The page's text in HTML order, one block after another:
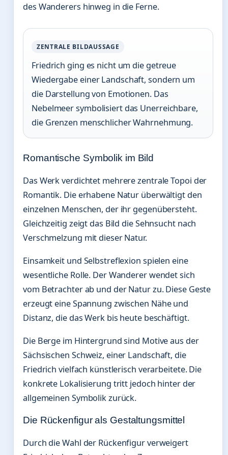
des Wanderers hinweg in die Ferne.
ZENTRALE BILDAUSSAGE
Friedrich ging es nicht um die getreue
Wiedergabe einer Landschaft, sondern um
die Darstellung von Emotionen. Das
Nebelmeer symbolisiert das Unerreichbare,
die Grenzen menschlicher Wahrnehmung.
Romantische Symbolik im Bild
Das Werk verdichtet mehrere zentrale Topoi der
Romantik. Die erhabene Natur überwältigt den
einzelnen Menschen, der ihr gegenübersteht.
Gleichzeitig zeigt das Bild die Sehnsucht nach
Verschmelzung mit dieser Natur.
Einsamkeit und Selbstreflexion spielen eine
wesentliche Rolle. Der Wanderer wendet sich
vom Betrachter ab und der Natur zu. Diese Geste
erzeugt eine Spannung zwischen Nähe und
Distanz, die das Werk bis heute beschäftigt.
Die Berge im Hintergrund sind Motive aus der
Sächsischen Schweiz, einer Landschaft, die
Friedrich vielfach künstlerisch verarbeitete. Die
konkrete Lokalisierung tritt jedoch hinter der
allgemeinen Symbolik zurück.
Die Rückenfigur als Gestaltungsmittel
Durch die Wahl der Rückenfigur verweigert